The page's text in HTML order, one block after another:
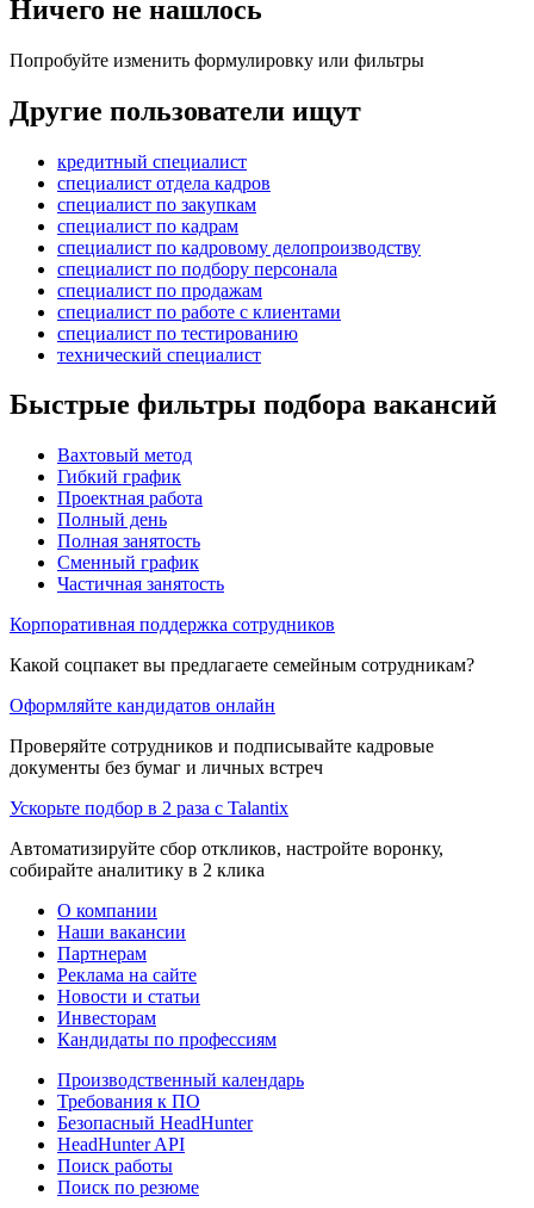
Ничего не нашлось
Попробуйте изменить формулировку или фильтры
Другие пользователи ищут
кредитный специалист
специалист отдела кадров
специалист по закупкам
специалист по кадрам
специалист по кадровому делопроизводству
специалист по подбору персонала
специалист по продажам
специалист по работе с клиентами
специалист по тестированию
технический специалист
Быстрые фильтры подбора вакансий
Вахтовый метод
Гибкий график
Проектная работа
Полный день
Полная занятость
Сменный график
Частичная занятость
Корпоративная поддержка сотрудников
Какой соцпакет вы предлагаете семейным сотрудникам?
Оформляйте кандидатов онлайн
Проверяйте сотрудников и подписывайте кадровые
документы без бумаг и личных встреч
Ускорьте подбор в 2 раза с Talantix
Автоматизируйте сбор откликов, настройте воронку,
собирайте аналитику в 2 клика
О компании
Наши вакансии
Партнерам
Реклама на сайте
Новости и статьи
Инвесторам
Кандидаты по профессиям
Производственный календарь
Требования к ПО
Безопасный HeadHunter
HeadHunter API
Поиск работы
Поиск по резюме